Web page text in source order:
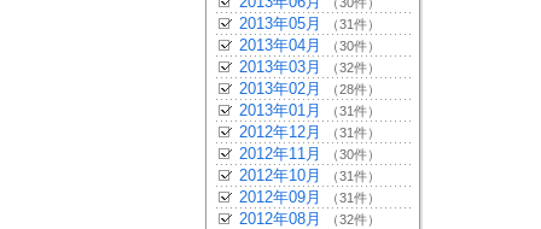
2013年05月 （31件）
2013年04月 （30件）
2013年03月 （32件）
2013年02月 （28件）
2013年01月 （31件）
2012年12月 （31件）
2012年11月 （30件）
2012年10月 （31件）
2012年09月 （31件）
2012年08月 （32件）